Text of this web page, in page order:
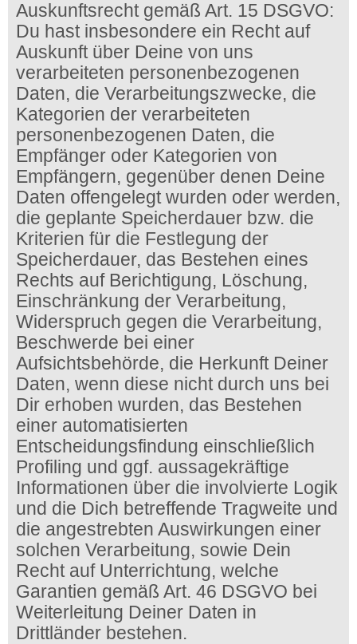
Auskunftsrecht gemäß Art. 15 DSGVO:
Du hast insbesondere ein Recht auf
Auskunft über Deine von uns
verarbeiteten personenbezogenen
Daten, die Verarbeitungszwecke, die
Kategorien der verarbeiteten
personenbezogenen Daten, die
Empfänger oder Kategorien von
Empfängern, gegenüber denen Deine
Daten offengelegt wurden oder werden,
die geplante Speicherdauer bzw. die
Kriterien für die Festlegung der
Speicherdauer, das Bestehen eines
Rechts auf Berichtigung, Löschung,
Einschränkung der Verarbeitung,
Widerspruch gegen die Verarbeitung,
Beschwerde bei einer
Aufsichtsbehörde, die Herkunft Deiner
Daten, wenn diese nicht durch uns bei
Dir erhoben wurden, das Bestehen
einer automatisierten
Entscheidungsfindung einschließlich
Profiling und ggf. aussagekräftige
Informationen über die involvierte Logik
und die Dich betreffende Tragweite und
die angestrebten Auswirkungen einer
solchen Verarbeitung, sowie Dein
Recht auf Unterrichtung, welche
Garantien gemäß Art. 46 DSGVO bei
Weiterleitung Deiner Daten in
Drittländer bestehen.